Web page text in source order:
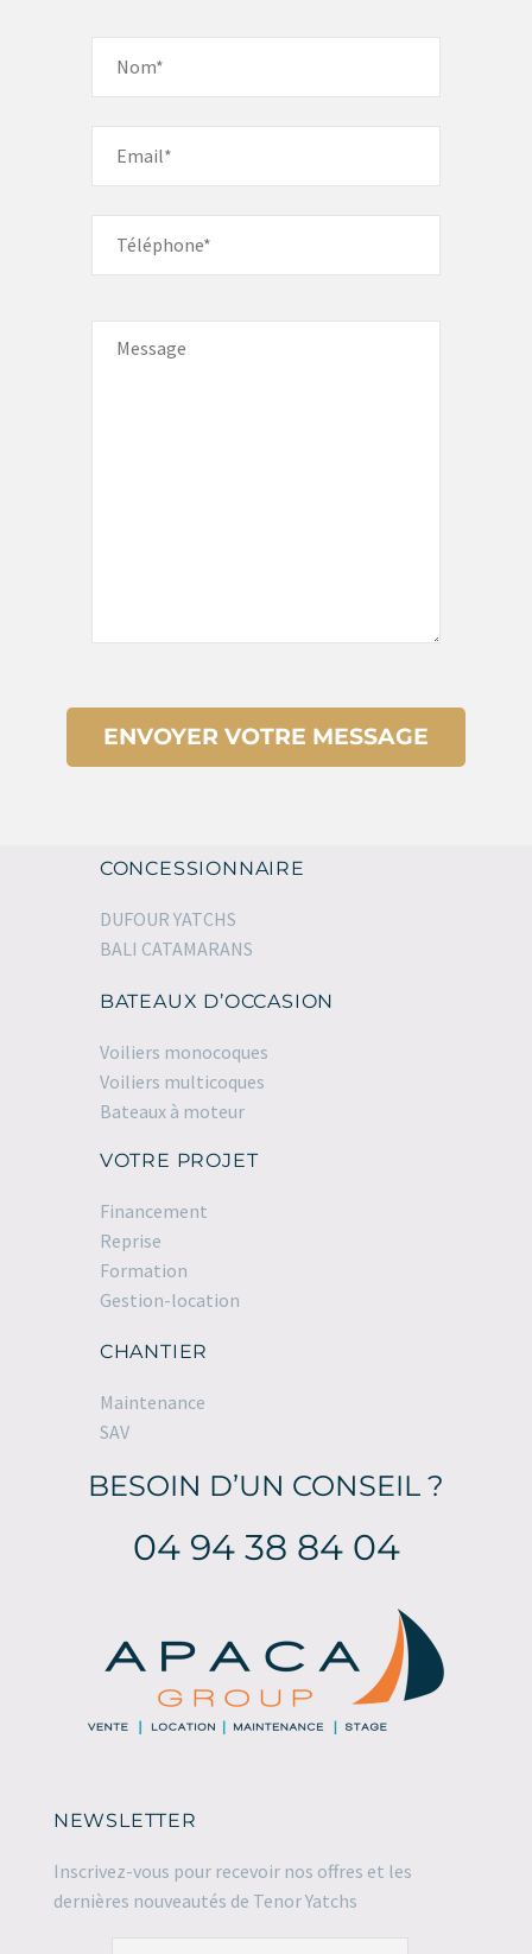
CONCESSIONNAIRE
DUFOUR YATCHS
BALI CATAMARANS
BATEAUX D’OCCASION
Voiliers monocoques
Voiliers multicoques
Bateaux à moteur
VOTRE PROJET
Financement
Reprise
Formation
Gestion-location
CHANTIER
Maintenance
SAV
BESOIN D’UN CONSEIL ?
04 94 38 84 04
NEWSLETTER
Inscrivez-vous pour recevoir nos offres et les
dernières nouveautés de Tenor Yatchs